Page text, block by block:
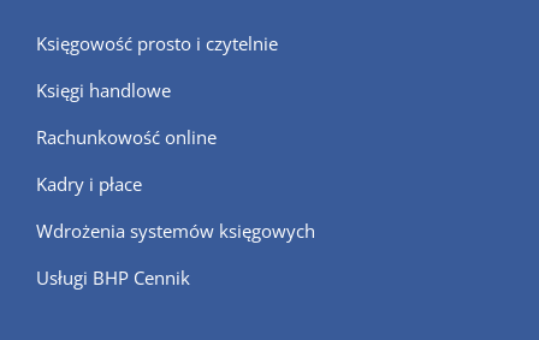
Księgowość prosto i czytelnie
Księgi handlowe
Rachunkowość online
Kadry i płace
Wdrożenia systemów księgowych
Usługi BHP Cennik